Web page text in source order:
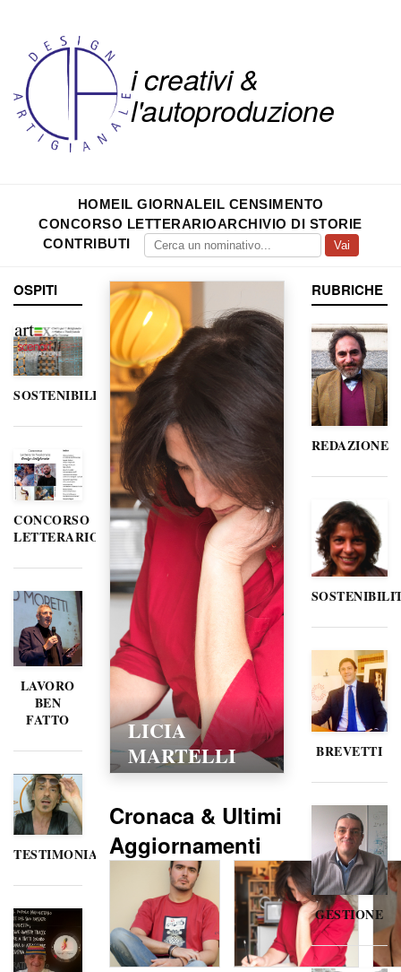
i creativi &
l'autoproduzione
HOMEIL GIORNALEIL CENSIMENTO
CONCORSO LETTERARIOARCHIVIO DI STORIE
CONTRIBUTI
Vai
OSPITI
SOSTENIBILITÀ
CONCORSO
LETTERARIO
LAVORO
BEN
FATTO
TESTIMONIANZE
LICIA
MARTELLI
Cronaca & Ultimi
Aggiornamenti
RUBRICHE
REDAZIONE
BREVETTI
GESTIONE